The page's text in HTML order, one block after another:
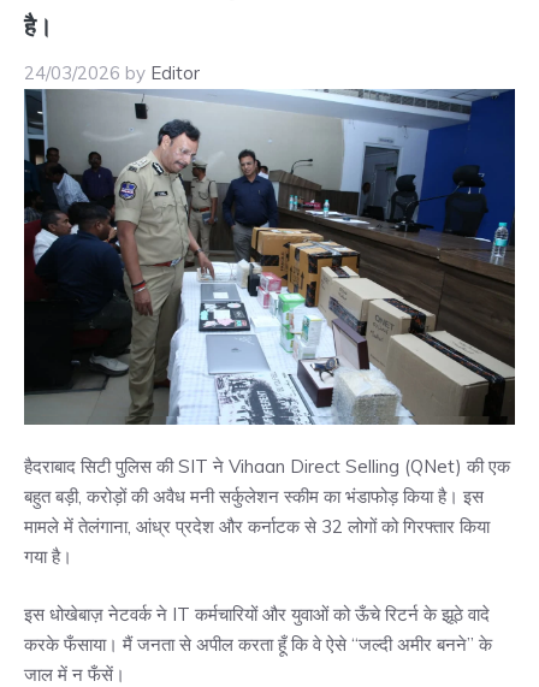
है।
24/03/2026 by Editor
हैदराबाद सिटी पुलिस की SIT ने Vihaan Direct Selling (QNet) की एक
बहुत बड़ी, करोड़ों की अवैध मनी सर्कुलेशन स्कीम का भंडाफोड़ किया है। इस
मामले में तेलंगाना, आंध्र प्रदेश और कर्नाटक से 32 लोगों को गिरफ्तार किया
गया है।
इस धोखेबाज़ नेटवर्क ने IT कर्मचारियों और युवाओं को ऊँचे रिटर्न के झूठे वादे
करके फँसाया। मैं जनता से अपील करता हूँ कि वे ऐसे “जल्दी अमीर बनने” के
जाल में न फँसें।